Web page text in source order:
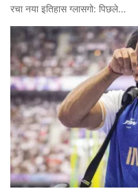
रचा नया इतिहास ग्लासगो: पिछले…